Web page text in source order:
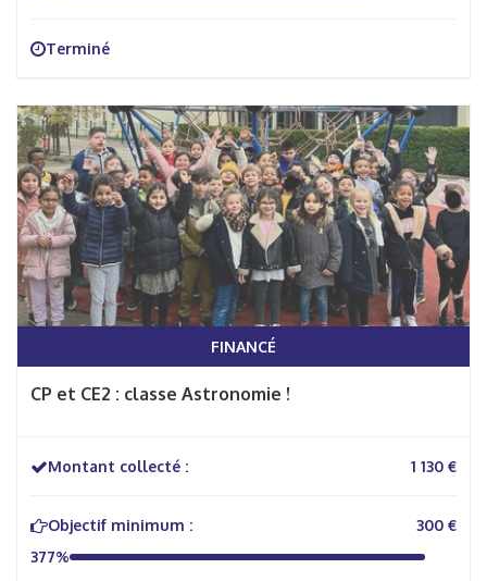
Terminé
FINANCÉ
CP et CE2 : classe Astronomie !
Montant collecté : 1 130 €
Objectif minimum :
300 €
377%